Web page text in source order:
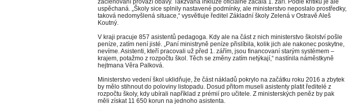
začleňování provází obavy. Takzvaná inkluze oficiálně začala 1. září. Podle kritiků je ale
uspěchaná. „Školy sice splnily nastavené podmínky, ale ministerstvo neposlalo prostředky,
taková nedomyšlená situace,“ vysvětluje ředitel Základní školy Zelená v Ostravě Aleš
Koutný.
V kraji pracuje 857 asistentů pedagoga. Kdy ale na část z nich ministerstvo školství pošle
peníze, zatím není jisté. „Paní ministryně peníze přislíbila, kolik jich ale nakonec poskytne,
nevíme. Asistenti, kteří pracovali už před 1. zářím, jsou financovaní starým systémem –
krajem, potažmo z rozpočtu škol. Těch se změny zatím netýkají,“ nastínila náměstkyně
hejtmana Věra Palková.
Ministerstvo vedení škol uklidňuje, že část nákladů pokrylo na začátku roku 2016 a zbytek
by mělo stihnout do poloviny listopadu. Dosud přitom museli asistenty platit ředitelé z
rozpočtu školy, kdy ubírali například z prémií pro učitele. Z ministerských peněz by pak
měli získat 11 650 korun na jednoho asistenta.